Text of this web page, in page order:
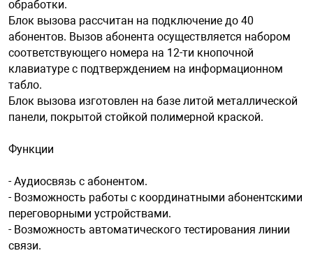
безопасность
оборудование
обработки.
Блок вызова рассчитан на подключение до 40
абонентов. Вызов абонента осуществляется набором
соответствующего номера на 12-ти кнопочной
клавиатуре с подтверждением на информационном
табло.
Блок вызова изготовлен на базе литой металлической
панели, покрытой стойкой полимерной краской.
Функции
- Аудиосвязь с абонентом.
- Возможность работы с координатными абонентскими
переговорными устройствами.
- Возможность автоматического тестирования линии
связи.